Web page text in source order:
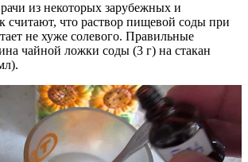
из некоторых зарубежных и
считают, что раствор пищевой соды при
не хуже солевого. Правильные
чайной ложки соды (3 г) на стакан